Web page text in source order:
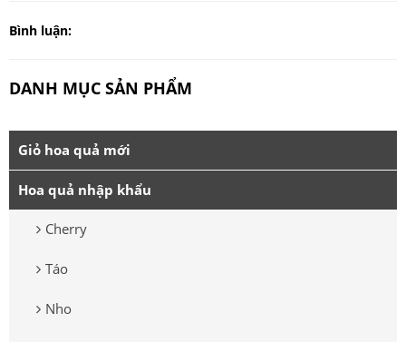
Bình luận:
DANH MỤC SẢN PHẨM
Giỏ hoa quả mới
Hoa quả nhập khẩu
Cherry
Táo
Nho